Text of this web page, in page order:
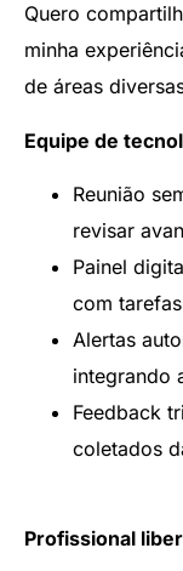
Quero
minha
de áreas
Equipe de
Reunião
revisar
Painel
com
Alertas
integrando
Feedback
coletados
Profissional